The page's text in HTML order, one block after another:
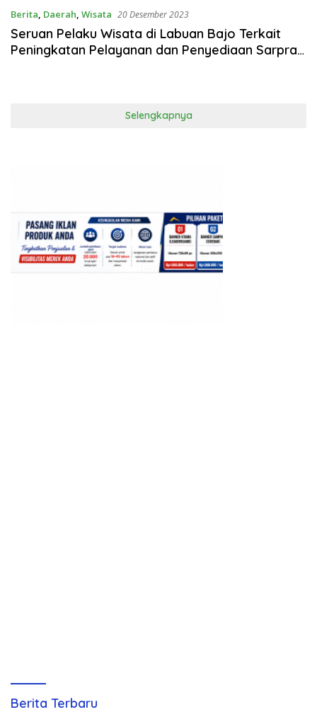
Berita, Daerah, Wisata 20 Desember 2023
Seruan Pelaku Wisata di Labuan Bajo Terkait
Peningkatan Pelayanan dan Penyediaan Sarpras
Selengkapnya
Berita Terbaru